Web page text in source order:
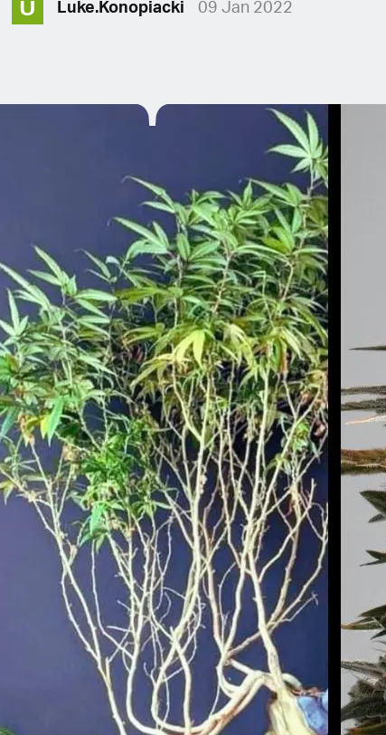
U Luke.Konopiacki 09 Jan 2022